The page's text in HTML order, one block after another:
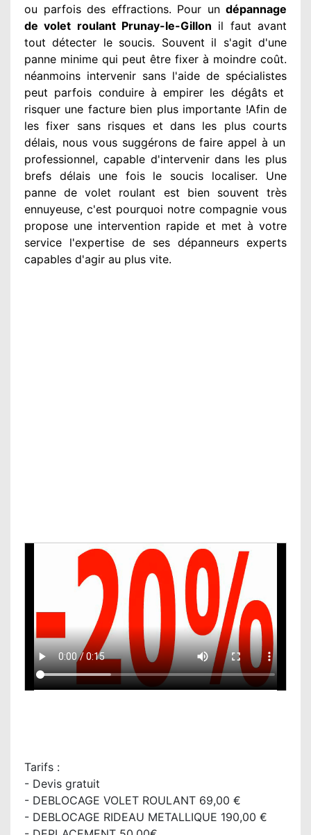
ou parfois des effractions. Pour un dépannage
de volet roulant Prunay-le-Gillon il faut avant
tout détecter le soucis. Souvent il s'agit d'une
panne minime qui peut être fixer à moindre coût.
néanmoins intervenir sans l'aide de spécialistes
peut parfois conduire à empirer les dégâtset
risquer une facture bien plus importante !Afin de
les fixer sans risques et dans les plus courts
délais, nous vous suggéronsde faire appel à un
professionnel, capable d'intervenirdans les plus
brefs délais une fois le soucis localiser. Une
panne de volet roulant est bien souvent très
ennuyeuse, c'est pourquoi notre compagnie vous
propose une intervention rapide et met à votre
service l'expertise de ses dépanneurs experts
capables d'agir au plus vite.
Tarifs :
- Devis gratuit
- DEBLOCAGE VOLET ROULANT 69,00 €
- DEBLOCAGE RIDEAU METALLIQUE 190,00 €